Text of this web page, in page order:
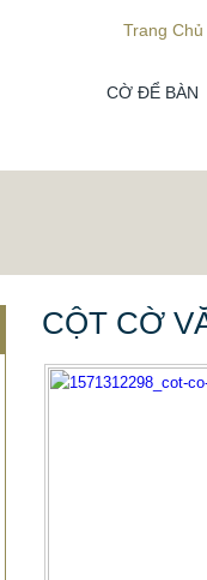
Trang Chủ
CỜ ĐỂ BÀN
CỘT CỜ